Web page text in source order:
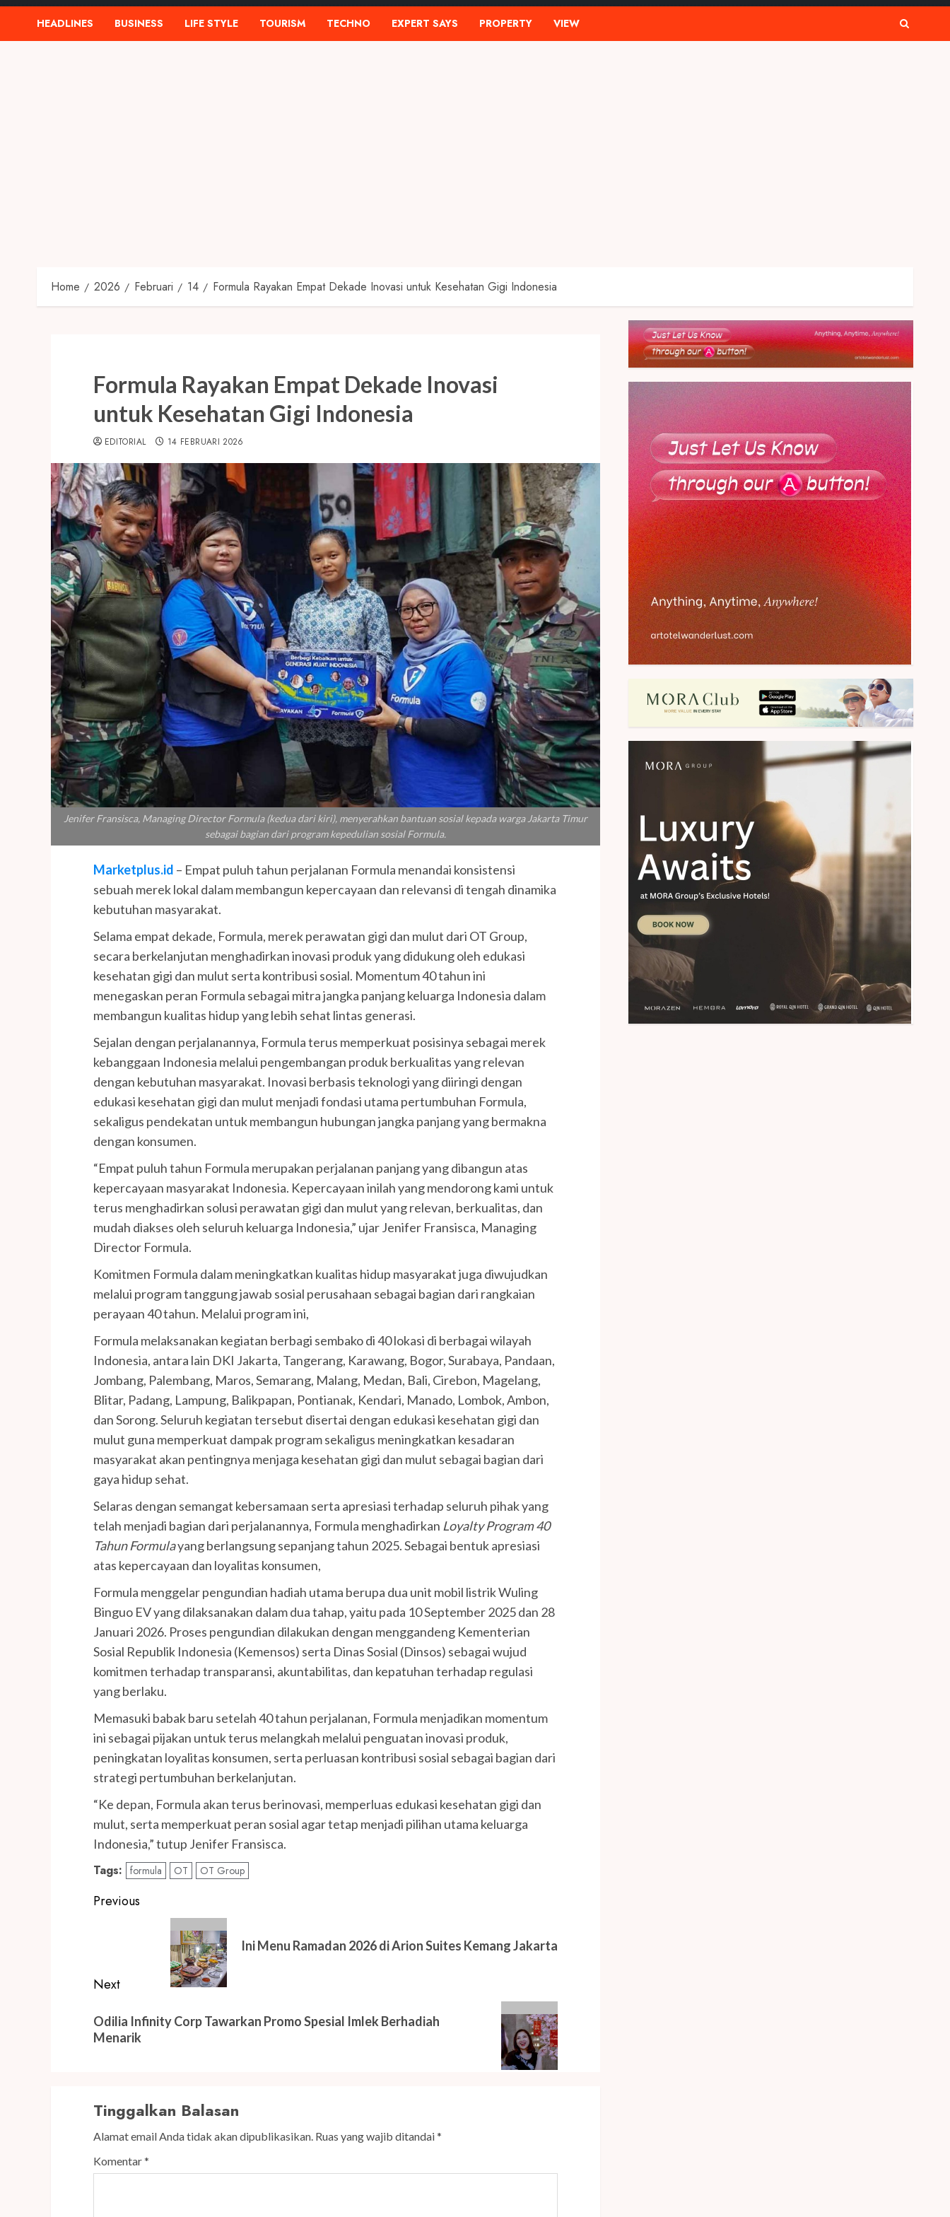
HEADLINES BUSINESS LIFE STYLE TOURISM TECHNO EXPERT SAYS PROPERTY VIEW
Home 2026 Februari 14 Formula Rayakan Empat Dekade Inovasi untuk Kesehatan Gigi Indonesia
Formula Rayakan Empat Dekade Inovasi
untuk Kesehatan Gigi Indonesia
EDITORIAL 14 FEBRUARI 2026
Jenifer Fransisca, Managing Director Formula (kedua dari kiri), menyerahkan bantuan sosial kepada warga Jakarta Timur
sebagai bagian dari program kepedulian sosial Formula.
Marketplus.id – Empat puluh tahun perjalanan Formula menandai konsistensi
sebuah merek lokal dalam membangun kepercayaan dan relevansi di tengah dinamika
kebutuhan masyarakat.
Selama empat dekade, Formula, merek perawatan gigi dan mulut dari OT Group,
secara berkelanjutan menghadirkan inovasi produk yang didukung oleh edukasi
kesehatan gigi dan mulut serta kontribusi sosial. Momentum 40 tahun ini
menegaskan peran Formula sebagai mitra jangka panjang keluarga Indonesia dalam
membangun kualitas hidup yang lebih sehat lintas generasi.
Sejalan dengan perjalanannya, Formula terus memperkuat posisinya sebagai merek
kebanggaan Indonesia melalui pengembangan produk berkualitas yang relevan
dengan kebutuhan masyarakat. Inovasi berbasis teknologi yang diiringi dengan
edukasi kesehatan gigi dan mulut menjadi fondasi utama pertumbuhan Formula,
sekaligus pendekatan untuk membangun hubungan jangka panjang yang bermakna
dengan konsumen.
“Empat puluh tahun Formula merupakan perjalanan panjang yang dibangun atas
kepercayaan masyarakat Indonesia. Kepercayaan inilah yang mendorong kami untuk
terus menghadirkan solusi perawatan gigi dan mulut yang relevan, berkualitas, dan
mudah diakses oleh seluruh keluarga Indonesia,” ujar Jenifer Fransisca, Managing
Director Formula.
Komitmen Formula dalam meningkatkan kualitas hidup masyarakat juga diwujudkan
melalui program tanggung jawab sosial perusahaan sebagai bagian dari rangkaian
perayaan 40 tahun. Melalui program ini,
Formula melaksanakan kegiatan berbagi sembako di 40 lokasi di berbagai wilayah
Indonesia, antara lain DKI Jakarta, Tangerang, Karawang, Bogor, Surabaya, Pandaan,
Jombang, Palembang, Maros, Semarang, Malang, Medan, Bali, Cirebon, Magelang,
Blitar, Padang, Lampung, Balikpapan, Pontianak, Kendari, Manado, Lombok, Ambon,
dan Sorong. Seluruh kegiatan tersebut disertai dengan edukasi kesehatan gigi dan
mulut guna memperkuat dampak program sekaligus meningkatkan kesadaran
masyarakat akan pentingnya menjaga kesehatan gigi dan mulut sebagai bagian dari
gaya hidup sehat.
Selaras dengan semangat kebersamaan serta apresiasi terhadap seluruh pihak yang
telah menjadi bagian dari perjalanannya, Formula menghadirkan Loyalty Program 40
Tahun Formulayang berlangsung sepanjang tahun 2025. Sebagai bentuk apresiasi
atas kepercayaan dan loyalitas konsumen,
Formula menggelar pengundian hadiah utama berupa dua unit mobil listrik Wuling
Binguo EV yang dilaksanakan dalam dua tahap, yaitu pada 10 September 2025 dan 28
Januari 2026. Proses pengundian dilakukan dengan menggandeng Kementerian
Sosial Republik Indonesia (Kemensos) serta Dinas Sosial (Dinsos) sebagai wujud
komitmen terhadap transparansi, akuntabilitas, dan kepatuhan terhadap regulasi
yang berlaku.
Memasuki babak baru setelah 40 tahun perjalanan, Formula menjadikan momentum
ini sebagai pijakan untuk terus melangkah melalui penguatan inovasi produk,
peningkatan loyalitas konsumen, serta perluasan kontribusi sosial sebagai bagian dari
strategi pertumbuhan berkelanjutan.
“Ke depan, Formula akan terus berinovasi, memperluas edukasi kesehatan gigi dan
mulut, serta memperkuat peran sosial agar tetap menjadi pilihan utama keluarga
Indonesia,” tutup Jenifer Fransisca.
Tags: formula OT OT Group
Post
navigation
Previous
Ini Menu Ramadan 2026 di Arion Suites Kemang Jakarta
Next
post:
Odilia Infinity Corp Tawarkan Promo Spesial Imlek Berhadiah
Menarik
Tinggalkan Balasan
Alamat email Anda tidak akan dipublikasikan. Ruas yang wajib ditandai*
Komentar*